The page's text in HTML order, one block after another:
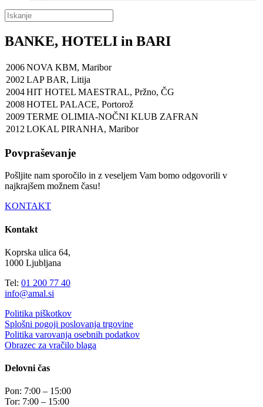
BANKE, HOTELI in BARI
2006NOVA KBM, Maribor
2002 LAP BAR, Litija
2004HIT HOTEL MAESTRAL, Pržno, ČG
2008HOTEL PALACE, Portorož
2009TERME OLIMIA-NOČNI KLUB ZAFRAN
2012 LOKAL PIRANHA, Maribor
Povpraševanje
Pošljite nam sporočilo in z veseljem Vam bomo odgovorili v
najkrajšem možnem času!
KONTAKT
Kontakt
Koprska ulica 64,
1000 Ljubljana
Tel: 01 200 77 40
info@amal.si
Politika piškotkov
Splošni pogoji poslovanja trgovine
Politika varovanja osebnih podatkov
Obrazec za vračilo blaga
Delovni čas
Pon: 7:00 – 15:00
Tor: 7:00 – 15:00